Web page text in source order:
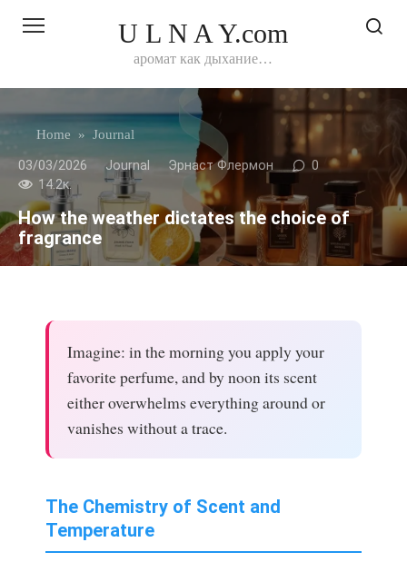
U L N A Y.com
аромат как дыхание…
Home » Journal
03/03/2026 Journal Эрнаст Флермон
0
14.2к.
How the weather dictates the choice of
fragrance
Imagine: in the morning you apply your
favorite perfume, and by noon its scent
either overwhelms everything around or
vanishes without a trace.
The Chemistry of Scent and
Temperature